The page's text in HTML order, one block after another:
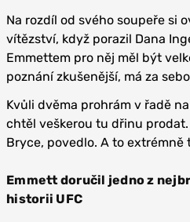
Na rozdíl od svého soupeře si
vítězství, když porazil Dana
Emmettem pro něj měl být
poznání zkušenější, má za
Kvůli dvěma prohrám v řadě
chtěl veškerou tu dřinu prodat.
Bryce, povedlo. A to extrémně
Emmett doručil jedno z
historii UFC